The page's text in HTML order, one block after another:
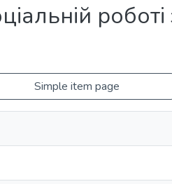
Simple item page